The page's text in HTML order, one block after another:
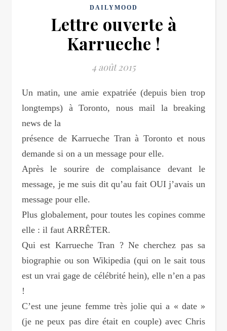
DAILYMOOD
Lettre ouverte à
Karrueche !
4 août 2015
Un matin, une amie expatriée (depuis bien trop
longtemps) à Toronto, nous mail la breaking
news de la
présence de Karrueche Tran à Toronto et nous
demande si on a un message pour elle.
Après le sourire de complaisance devant le
message, je me suis dit qu’au fait OUI j’avais un
message pour elle.
Plus globalement, pour toutes les copines comme
elle : il faut ARRÊTER.
Qui est Karrueche Tran ? Ne cherchez pas sa
biographie ou son Wikipedia (qui on le sait tous
est un vrai gage de célébrité hein), elle n’en a pas
!
C’est une jeune femme très jolie qui a « date »
(je ne peux pas dire était en couple) avec Chris